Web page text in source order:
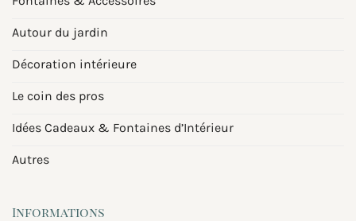
Autour du jardin
Décoration intérieure
Le coin des pros
Idées Cadeaux & Fontaines d’Intérieur
Autres
Informations